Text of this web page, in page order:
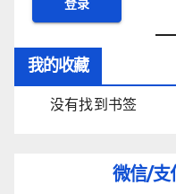
我的收藏
没有找到书签
微信/支